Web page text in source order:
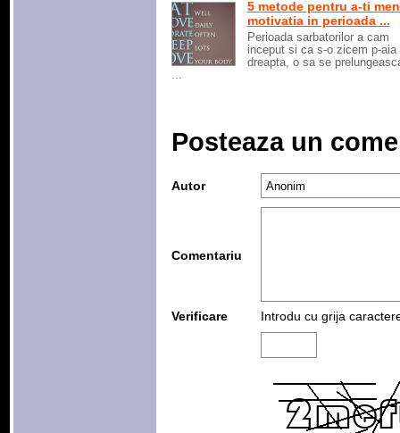
5 metode pentru a-ti
motivatia in perioada ...
Perioada sarbatorilor a cam
inceput si ca s-o zicem p-aia
dreapta, o sa se
...
Posteaza un
Autor
Comentariu
Verificare Introdu cu grija